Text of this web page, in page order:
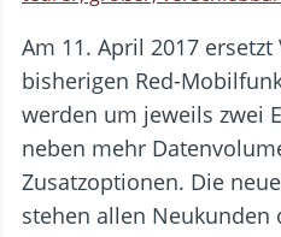
Am 11. April 2017
bisherigen Red-
werden um jeweils zwei
neben mehr
Zusatzoptionen. Die
stehen allen Neukunden